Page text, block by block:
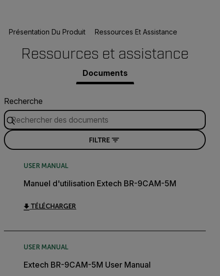
Présentation Du Produit Ressources Et Assistance
Ressources et assistance
Documents
Recherche
FILTRE
USER MANUAL
Manuel d'utilisation Extech BR-9CAM-5M
TÉLÉCHARGER
USER MANUAL
Extech BR-9CAM-5M User Manual